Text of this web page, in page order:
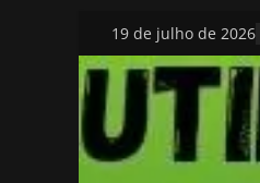
Pular
para
o
conteúdo
19 de julho de 2026